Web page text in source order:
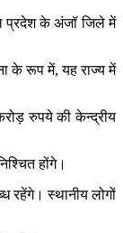
प्रदेश के अंजॉ जिले में
के रूप में, यह राज्य में
रुपये की केन्‍द्रीय
होंगे।
रहेंगे। स्थानीय लोगों